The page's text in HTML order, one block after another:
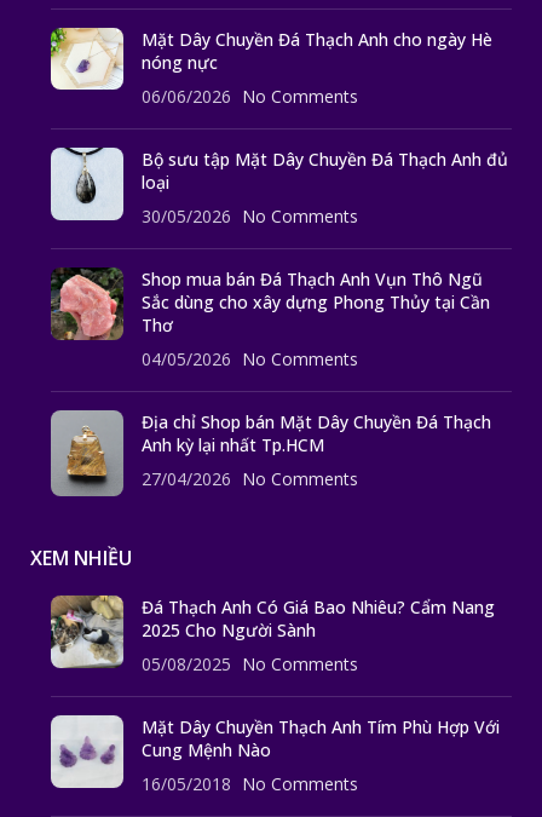
Mặt Dây Chuyền Đá Thạch Anh cho ngày Hè
nóng nực
06/06/2026 No Comments
Bộ sưu tập Mặt Dây Chuyền Đá Thạch Anh đủ
loại
30/05/2026 No Comments
Shop mua bán Đá Thạch Anh Vụn Thô Ngũ
Sắc dùng cho xây dựng Phong Thủy tại Cần
Thơ
04/05/2026 No Comments
Địa chỉ Shop bán Mặt Dây Chuyền Đá Thạch
Anh kỳ lại nhất Tp.HCM
27/04/2026 No Comments
XEM NHIỀU
Đá Thạch Anh Có Giá Bao Nhiêu? Cẩm Nang
2025 Cho Người Sành
05/08/2025 No Comments
Mặt Dây Chuyền Thạch Anh Tím Phù Hợp Với
Cung Mệnh Nào
16/05/2018 No Comments